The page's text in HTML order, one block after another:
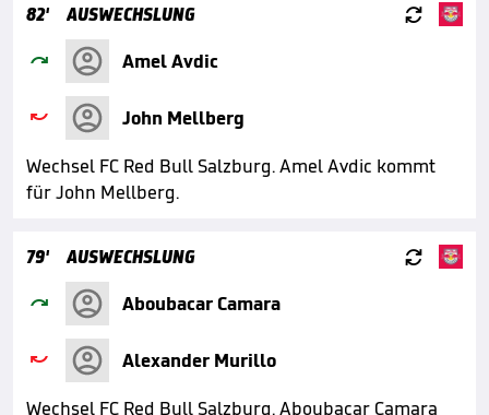
82' AUSWECHSLUNG 
 Amel Avdic

John Mellberg
Wechsel FC Red Bull Salzburg. Amel Avdic kommt
für John Mellberg.
79' AUSWECHSLUNG 
 Aboubacar Camara

Alexander Murillo
Wechsel FC Red Bull Salzburg. Aboubacar Camara